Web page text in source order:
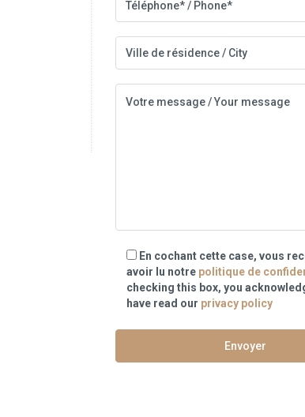
En cochant cette case, vous
avoir lu notre politique de
checking this box, you
have read our privacy policy